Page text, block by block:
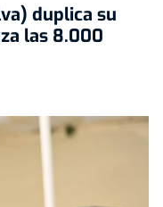
duplica su
las 8.000